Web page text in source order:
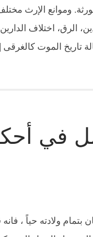
وموانع الإرث
الرق، اختلاف
تاريخ الموت
في
بتمام ولادته حياً ، فانه